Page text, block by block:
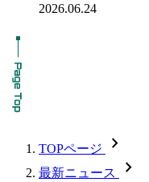
2026.06.24
TOPページ chevron_forward
最新ニュース chevron_forward